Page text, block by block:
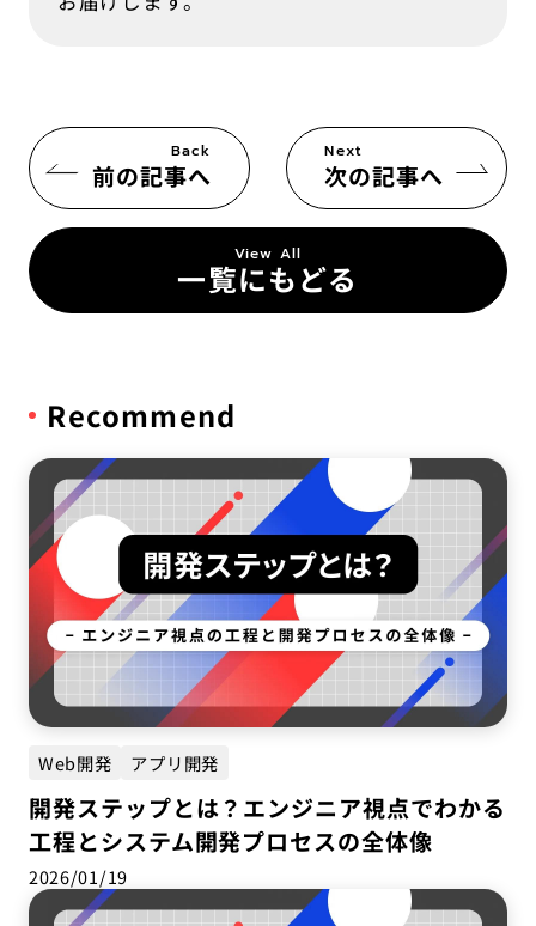
Back
前の記事へ
Next
次の記事へ
View All
一覧にもどる
Recommend
Web開発 アプリ開発
開発ステップとは？エンジニア視点でわかる
工程とシステム開発プロセスの全体像
2026/01/19